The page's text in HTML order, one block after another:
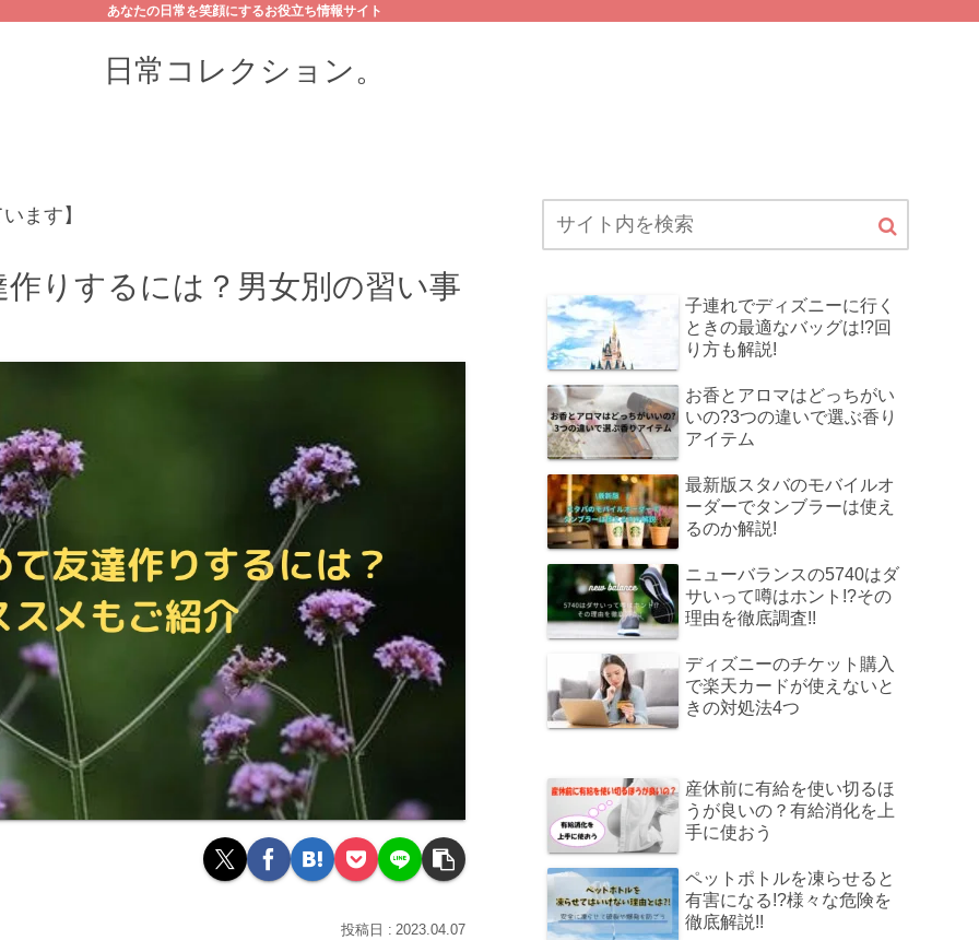
あなたの日常を笑顔にするお役立ち情報サイト
日常コレクション。
ます】
りするには？男女別の習い事
2023.04.07
子連れでディズニーに行く
ときの最適なバッグは!?回
り方も解説!
お香とアロマはどっちがい
いの?3つの違いで選ぶ香り
アイテム
最新版スタバのモバイルオ
ーダーでタンブラーは使え
るのか解説!
ニューバランスの5740はダ
サいって噂はホント!?その
理由を徹底調査!!
ディズニーのチケット購入
で楽天カードが使えないと
きの対処法4つ
産休前に有給を使い切るほ
うが良いの？有給消化を上
手に使おう
ペットポトルを凍らせると
有害になる!?様々な危険を
徹底解説!!